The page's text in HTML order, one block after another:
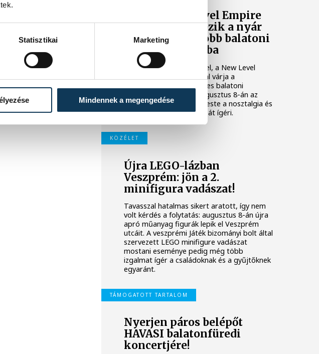
Statisztikai Marketing
Mindennek a megengedése
TNT és New Level Empire
koncerttel érkezik a nyár
egyik legnagyobb balatoni
bulija az AMFI-ba
A TNT ikonikus slágereivel, a New Level
Empire lendületes dalaival várja a
közönséget egy különleges balatoni
szabadtéri helyszínen augusztus 8-án az
AMFI-ban Alsóörsön. Az este a nosztalgia és
a mai popzene találkozását ígéri.
KÖZÉLET
Újra LEGO-lázban
Veszprém: jön a 2.
minifigura vadászat!
Tavasszal hatalmas sikert aratott, így nem
volt kérdés a folytatás: augusztus 8-án újra
apró műanyag figurák lepik el Veszprém
utcáit. A veszprémi Játék bizományi bolt által
szervezett LEGO minifigure vadászat
mostani eseménye pedig még több
izgalmat ígér a családoknak és a gyűjtőknek
egyaránt.
TÁMOGATOTT TARTALOM
Nyerjen páros belépőt
HAVASI balatonfüredi
koncertjére!